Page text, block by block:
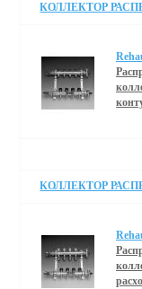
КОЛЛЕКТОР
КОЛЛЕКТОР